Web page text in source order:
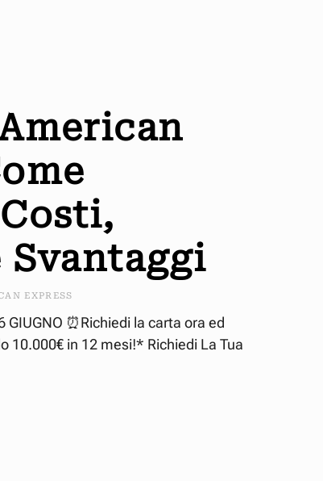
Svantaggi
EXPRESS
GIUGNO ⏰Richiedi la carta ora ed
10.000€ in 12 mesi!* Richiedi La Tua